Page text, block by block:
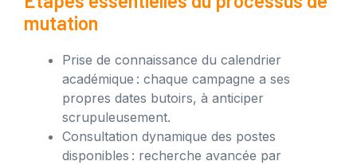
mutation
Prise de connaissance du calendrier
académique : chaque campagne a ses
propres dates butoirs, à anticiper
scrupuleusement.
Consultation dynamique des postes
disponibles : recherche avancée par